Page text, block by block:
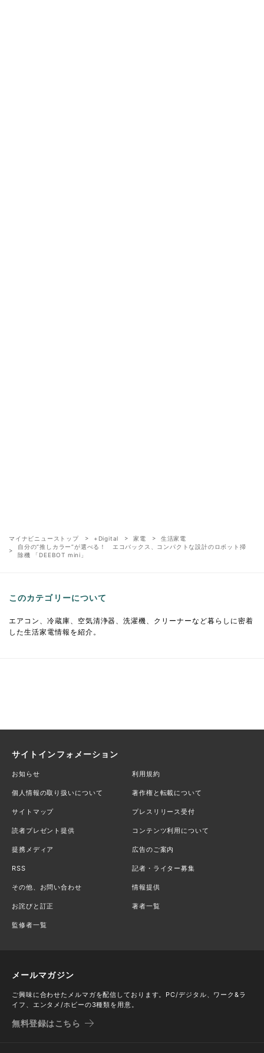
マイナビニューストップ +Digital 家電
生活家電
自分の“推しカラー”が選べる！ エコバックス、コンパクトな設計のロボット掃
除機 「DEEBOT mini」
このカテゴリーについて
エアコン、冷蔵庫、空気清浄器、洗濯機、クリーナーなど暮らしに密着
した生活家電情報を紹介。
サイトインフォメーション
お知らせ 利用規約
個人情報の取り扱いについて 著作権と転載について
サイトマップ プレスリリース受付
読者プレゼント提供 コンテンツ利用について
提携メディア 広告のご案内
RSS 記者・ライター募集
その他、お問い合わせ 情報提供
お詫びと訂正 著者一覧
監修者一覧
メールマガジン
ご興味に合わせたメルマガを配信しております。PC/デジタル、ワーク&ラ
イフ、エンタメ/ホビーの3種類を用意。
無料登録はこちら